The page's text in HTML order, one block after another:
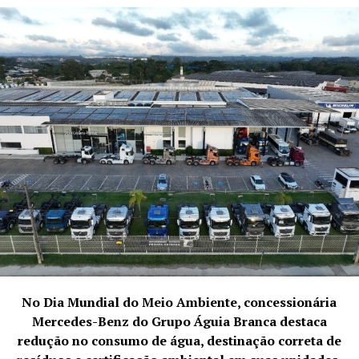
Além do impacto individual, a palestra também abordou
a importância da inteligência emocional na construção
de uma cultura organizacional saudável e produtiva. Ao
cultivar um ambiente onde a empatia, a resiliência e a
comunicação eficaz são valorizadas, a ImobiliáriaLindo
Imóveispode colher frutos como maior engajamento
dos corretores, aumento da satisfação dos clientes e
melhores resultados financeiros.
A palestra sobre inteligência emocional ministrada pelo
InstitutoPolozi – Vida Plenana Imobiliária Lindo
Imóveis, comFrancisco Cococomo palestrante, foi
No Dia Mundial do Meio Ambiente, concessionária
Mercedes-Benz do Grupo Águia Branca destaca
redução no consumo de água, destinação correta de